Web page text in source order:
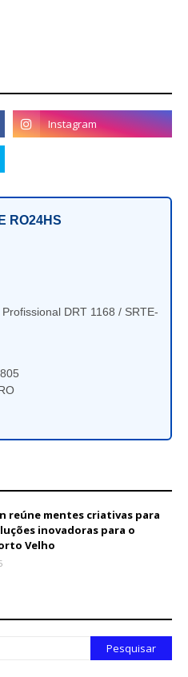
RO24HS
DRT 1168 / SRTE-
reúne mentes criativas para
inovadoras para o
Velho